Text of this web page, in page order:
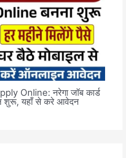
Online: नरेगा जॉब कार्ड
शुरू, यहाँ से करे आवेदन